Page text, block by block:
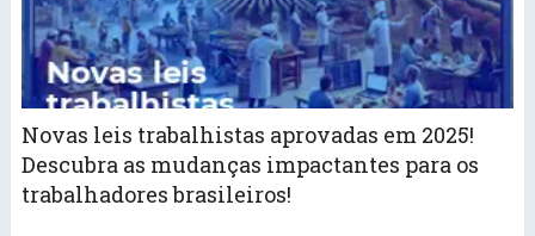
Novas leis trabalhistas aprovadas em 2025!
Descubra as mudanças impactantes para os
trabalhadores brasileiros!